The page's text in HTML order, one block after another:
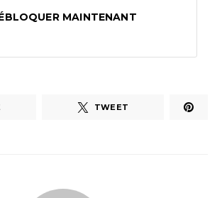
MAINTENANT
TWEET